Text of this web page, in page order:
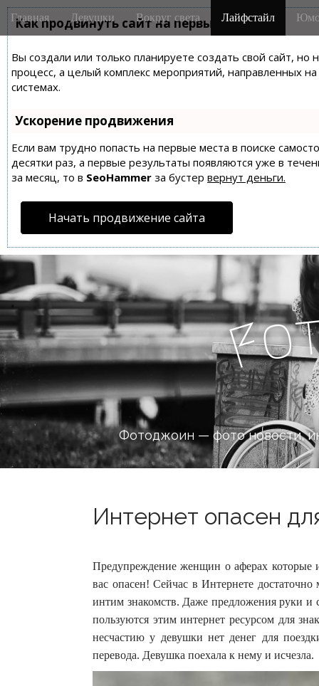
Как продвинуть сайт на первые места?
Вы создали или только планируете создать свой сайт,
процесс, а целый комплекс мероприятий, направленных
системах.
Ускорение продвижения
Если вам трудно попасть на первые места в поиске
десятки раз, а первые результаты появляются уже в
за месяц, то в SeoHammer за бустер вернут деньги.
Начать продвижение сайта
M
a
n
m
e
n
u
i
Главная Девушки Вокруг света Лайфстайл
Fo
Фотоджоин — фото новости,
Интернет опасен
Предупреждение женщин о аферах которые
вас опасен! Сейчас в Интернете достаточно
интим знакомств. Даже предложения руки и
пользуются этим интернет ресурсом для
несчастию у девушки нет денег для
перевода. Девушка поехала к нему и исчезла.